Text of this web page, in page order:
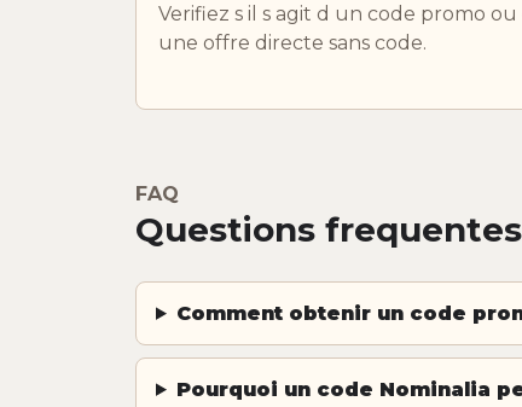
Verifiez s il s agit d un code promo ou
une offre directe sans code.
FAQ
Questions frequentes
Comment obtenir un code
Pourquoi un code Nominalia